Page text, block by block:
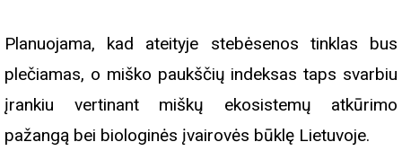
Planuojama, kad ateityje stebėsenos tinklas bus
plečiamas, o miško paukščių indeksas taps svarbiu
įrankiu vertinant miškų ekosistemų atkūrimo
pažangą bei biologinės įvairovės būklę Lietuvoje.